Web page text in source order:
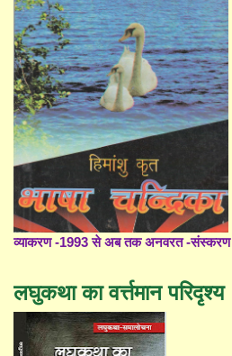
व्याकरण -1993 से अब तक अनवरत -संस्करण
लघुकथा का वर्त्तमान परिदृश्य